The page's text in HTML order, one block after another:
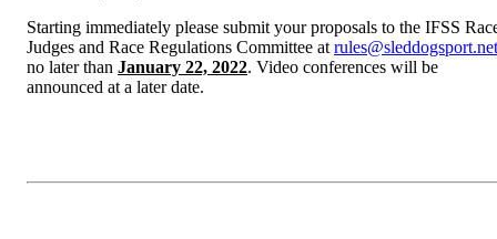
Starting immediately please submit your proposals to the IFSS
Judges and Race Regulations Committee at rules@sleddogsport.net
no later than January 22, 2022. Video conferences will be
announced at a later date.